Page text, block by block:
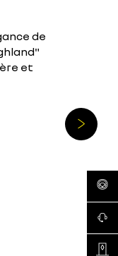
de
et